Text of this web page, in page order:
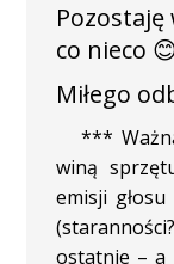
co nieco
Miłego
***
winą
emisji
ostatnie – a